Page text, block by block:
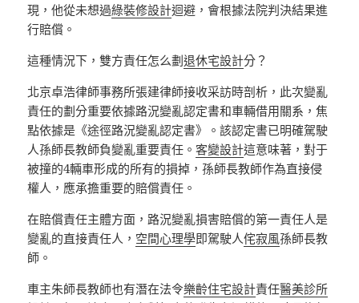
現，他從未想過綠裝修設計迴避，會根據法院判決結果進
行賠償。
這種情況下，雙方責任怎么劃退休宅設計分？
北京卓浩律師事務所張建律師接收采訪時剖析，此次變亂
責任的劃分重要依據路況變亂認定書和車輛借用關系，焦
點依據是《途徑路況變亂認定書》。該認定書已明確駕駛
人孫師長教師負變亂重要責任。客變設計這意味著，對于
被撞的4輛車形成的所有的損掉，孫師長教師作為直接侵
權人，應承擔重要的賠償責任。
在賠償責任主體方面，路況變亂損害賠償的第一責任人是
變亂的直接責任人， 空間心理學即駕駛人侘寂風孫師長教
師。
車主朱師長教師也有潛在法令樂齡住宅設計責任醫美診所